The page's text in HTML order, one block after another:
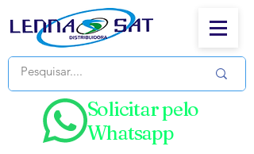
Solicitar pelo
Whatsapp